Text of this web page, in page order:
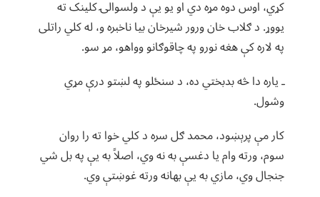
کړي، اوس دوه مړه دي او یو یې د ولسوالۍ کلینک ته
یووړ. د ګلاب خان ورور شیرخان بیا ناخبره و، له کلي راتلی
په لاره کې هغه نورو په چاقوګانو وواهو، مړ سو.
ـ یاره دا څه بدبختي ده، د سنځلو په لښتو درې مړي
وشول.
کار مې پرېښود، محمد ګل سره د کلي خوا ته را روان
سوم، ورته وام یا دغسې به نه وي، اصلاً به یې په بل شي
جنجال وي، مازي به یې بهانه ورته غوښتې وي.